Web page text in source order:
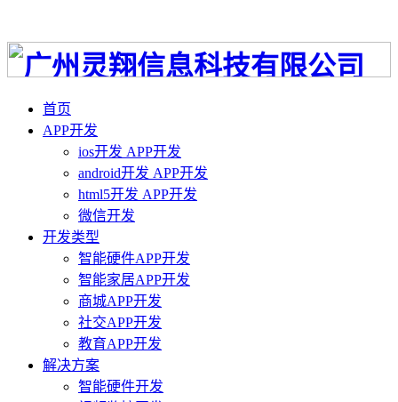
首页
APP开发
ios开发 APP开发
android开发 APP开发
html5开发 APP开发
微信开发
开发类型
智能硬件APP开发
智能家居APP开发
商城APP开发
社交APP开发
教育APP开发
解决方案
智能硬件开发